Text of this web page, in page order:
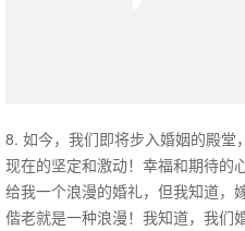
8. 如今，我们即将步入婚姻的殿堂
现在的坚定和激动！幸福和期待的
给我一个浪漫的婚礼，但我知道，
偕老就是一种浪漫！我知道，我们